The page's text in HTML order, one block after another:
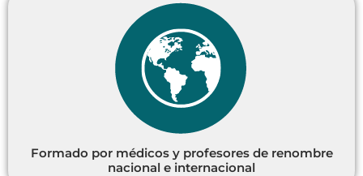
Formado por médicos y profesores de renombre
nacional e internacional